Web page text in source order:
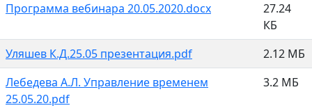
Программа вебинара 20.05.2020.docx
27.24
КБ
Уляшев К.Д.25.05 презентация.pdf
2.12 МБ
Лебедева А.Л. Управление временем
25.05.20.pdf
3.2 МБ